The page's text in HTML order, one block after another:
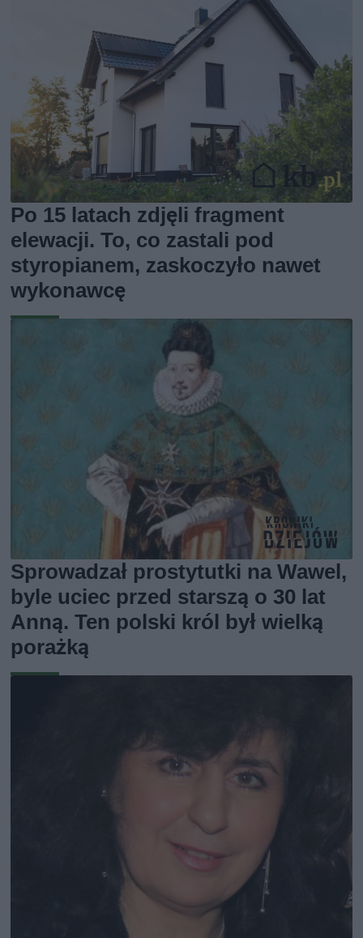
Po 15 latach zdjęli fragment
elewacji. To, co zastali pod
styropianem, zaskoczyło nawet
wykonawcę
Sprowadzał prostytutki na Wawel,
byle uciec przed starszą o 30 lat
Anną. Ten polski król był wielką
porażką